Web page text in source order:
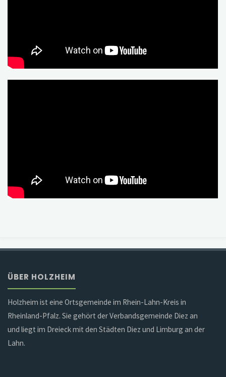
ÜBER HOLZHEIM
Holzheim ist eine Ortsgemeinde im Rhein-Lahn-Kreis in
Rheinland-Pfalz. Sie gehört der Verbandsgemeinde Diez an
und liegt im Dreieck mit den Städten Diez und Limburg an der
Lahn.